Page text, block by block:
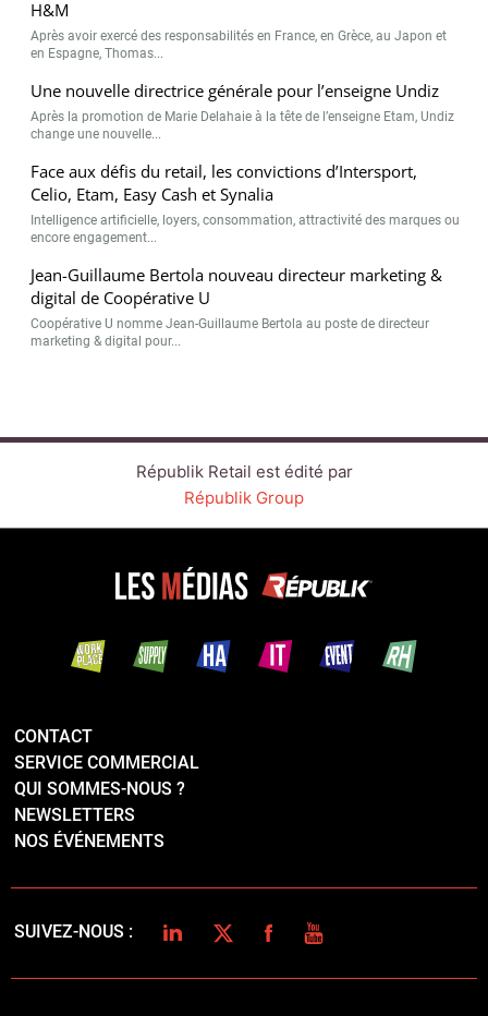
H&M
Après avoir exercé des responsabilités en France, en Grèce, au Japon et
en Espagne, Thomas...
Une nouvelle directrice générale pour l’enseigne Undiz
Après la promotion de Marie Delahaie à la tête de l’enseigne Etam, Undiz
change une nouvelle...
Face aux défis du retail, les convictions d’Intersport,
Celio, Etam, Easy Cash et Synalia
Intelligence artificielle, loyers, consommation, attractivité des marques ou
encore engagement...
Jean-Guillaume Bertola nouveau directeur marketing &
digital de Coopérative U
Coopérative U nomme Jean-Guillaume Bertola au poste de directeur
marketing & digital pour...
Républik Retail est édité par
Républik Group
CONTACT
SERVICE COMMERCIAL
QUI SOMMES-NOUS ?
NEWSLETTERS
NOS ÉVÉNEMENTS
SUIVEZ-NOUS : LINKEDINTWITTERFACEBOOK
YOUTUBE